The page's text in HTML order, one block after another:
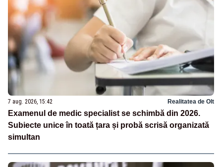
7 aug. 2026, 15:42 Realitatea de Olt
Examenul de medic specialist se schimbă din 2026.
Subiecte unice în toată țara și probă scrisă organizată
simultan